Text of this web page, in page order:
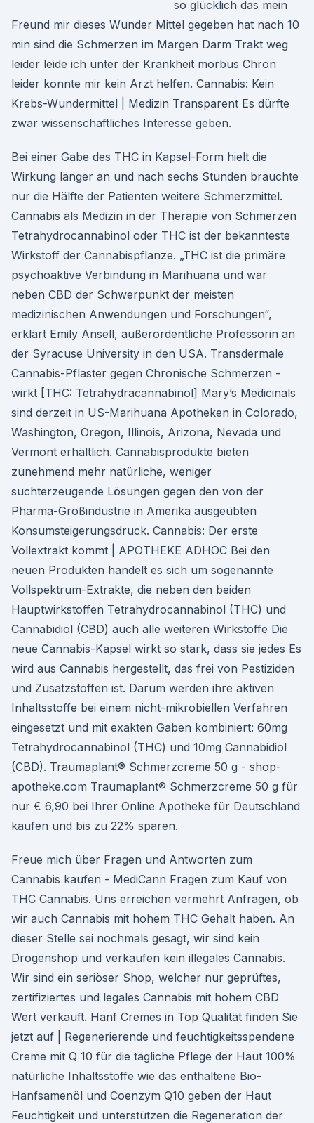
so glücklich das mein
Freund mir dieses Wunder Mittel gegeben hat nach 10
min sind die Schmerzen im Margen Darm Trakt weg
leider leide ich unter der Krankheit morbus Chron
leider konnte mir kein Arzt helfen. Cannabis: Kein
Krebs-Wundermittel | Medizin Transparent Es dürfte
zwar wissenschaftliches Interesse geben.
Bei einer Gabe des THC in Kapsel-Form hielt die
Wirkung länger an und nach sechs Stunden brauchte
nur die Hälfte der Patienten weitere Schmerzmittel.
Cannabis als Medizin in der Therapie von Schmerzen
Tetrahydrocannabinol oder THC ist der bekannteste
Wirkstoff der Cannabispflanze. „THC ist die primäre
psychoaktive Verbindung in Marihuana und war
neben CBD der Schwerpunkt der meisten
medizinischen Anwendungen und Forschungen“,
erklärt Emily Ansell, außerordentliche Professorin an
der Syracuse University in den USA. Transdermale
Cannabis-Pflaster gegen Chronische Schmerzen -
wirkt [THC: Tetrahydracannabinol] Mary’s Medicinals
sind derzeit in US-Marihuana Apotheken in Colorado,
Washington, Oregon, Illinois, Arizona, Nevada und
Vermont erhältlich. Cannabisprodukte bieten
zunehmend mehr natürliche, weniger
suchterzeugende Lösungen gegen den von der
Pharma-Großindustrie in Amerika ausgeübten
Konsumsteigerungsdruck. Cannabis: Der erste
Vollextrakt kommt | APOTHEKE ADHOC Bei den
neuen Produkten handelt es sich um sogenannte
Vollspektrum-Extrakte, die neben den beiden
Hauptwirkstoffen Tetrahydrocannabinol (THC) und
Cannabidiol (CBD) auch alle weiteren Wirkstoffe Die
neue Cannabis-Kapsel wirkt so stark, dass sie jedes Es
wird aus Cannabis hergestellt, das frei von Pestiziden
und Zusatzstoffen ist. Darum werden ihre aktiven
Inhaltsstoffe bei einem nicht-mikrobiellen Verfahren
eingesetzt und mit exakten Gaben kombiniert: 60mg
Tetrahydrocannabinol (THC) und 10mg Cannabidiol
(CBD). Traumaplant® Schmerzcreme 50 g - shop-
apotheke.com Traumaplant® Schmerzcreme 50 g für
nur € 6,90 bei Ihrer Online Apotheke für Deutschland
kaufen und bis zu 22% sparen.
Freue mich über Fragen und Antworten zum
Cannabis kaufen - MediCann Fragen zum Kauf von
THC Cannabis. Uns erreichen vermehrt Anfragen, ob
wir auch Cannabis mit hohem THC Gehalt haben. An
dieser Stelle sei nochmals gesagt, wir sind kein
Drogenshop und verkaufen kein illegales Cannabis.
Wir sind ein seriöser Shop, welcher nur geprüftes,
zertifiziertes und legales Cannabis mit hohem CBD
Wert verkauft. Hanf Cremes in Top Qualität finden Sie
jetzt auf | Regenerierende und feuchtigkeitsspendene
Creme mit Q 10 für die tägliche Pflege der Haut 100%
natürliche Inhaltsstoffe wie das enthaltene Bio-
Hanfsamenöl und Coenzym Q10 geben der Haut
Feuchtigkeit und unterstützen die Regeneration der